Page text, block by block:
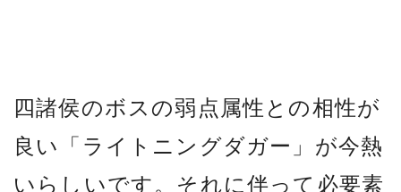
四諸侯のボスの弱点属性との相性が
良い「ライトニングダガー」が今熱
いらしいです。それに伴って必要素